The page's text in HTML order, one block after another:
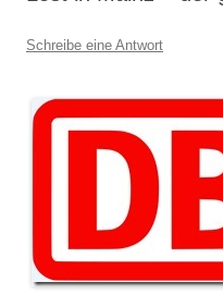
Schreibe eine Antwort